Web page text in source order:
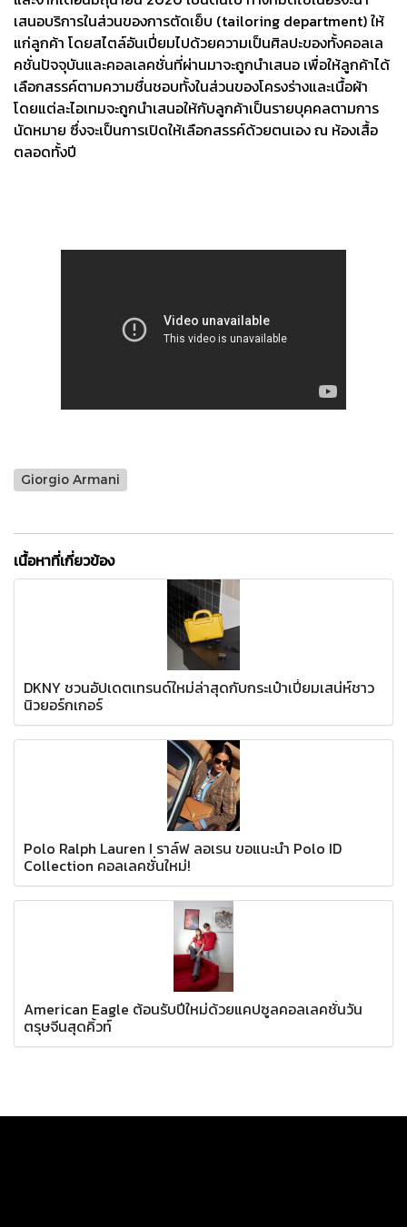
เสนอบริการในส่วนของการตัดเย็บ (tailoring department) ให้
แก่ลูกค้า โดยสไตล์อันเปี่ยมไปด้วยความเป็นศิลปะของทั้งคอลเล
คชั่นปัจจุบันและคอลเลคชั่นที่ผ่านมาจะถูกนำเสนอ เพื่อให้ลูกค้าได้
เลือกสรรค์ตามความชื่นชอบทั้งในส่วนของโครงร่างและเนื้อผ้า
โดยแต่ละไอเทมจะถูกนำเสนอให้กับลูกค้าเป็นรายบุคคลตามการ
นัดหมาย ซึ่งจะเป็นการเปิดให้เลือกสรรค์ด้วยตนเอง​ ณ ห้องเสื้อ
ตลอดทั้งปี
Giorgio Armani
เนื้อหาที่เกี่ยวข้อง
DKNY ชวนอัปเดตเทรนด์ใหม่ล่าสุดกับกระเป๋าเปี่ยมเสน่ห์ชาว
นิวยอร์กเกอร์
Polo Ralph Lauren I ราล์ฟ ลอเรน ขอแนะนำ Polo ID
Collection คอลเลคชั่นใหม่!
American Eagle ต้อนรับปีใหม่ด้วยแคปซูลคอลเลคชั่นวัน
ตรุษจีนสุดคิ้วท์